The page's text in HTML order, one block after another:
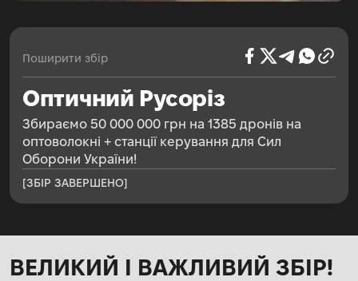
Поширити збір
Оптичний Русоріз
Збираємо 50 000 000 грн на 1385 дронів на
оптоволокні + станції керування для Сил
Оборони України!
[ЗБІР ЗАВЕРШЕНО]
ВЕЛИКИЙ І ВАЖЛИВИЙ ЗБІР!